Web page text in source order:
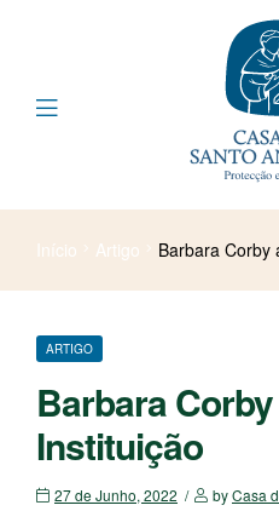
Início Artigo Barbara Corby
ARTIGO
Barbara
Instituição
27 de Junho, 2022 byCasa